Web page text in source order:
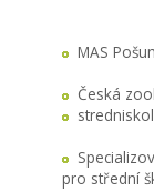
MAS
Česká
pro střední